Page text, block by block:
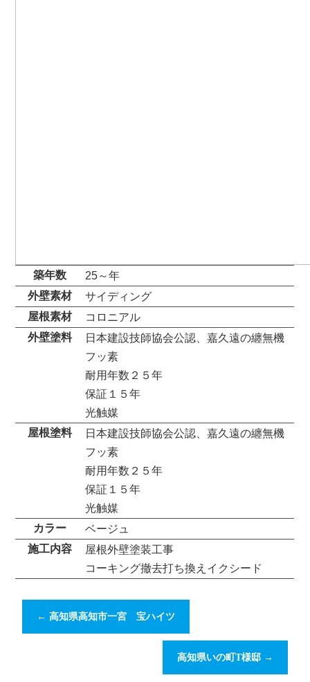
築年数
25～年
外壁素材
サイディング
屋根素材
コロニアル
外壁塗料
日本建設技師協会公認、嘉久遠の纏無機
フッ素
耐用年数２５年
保証１５年
光触媒
屋根塗料
日本建設技師協会公認、嘉久遠の纏無機
フッ素
耐用年数２５年
保証１５年
光触媒
カラー
ベージュ
施工内容
屋根外壁塗装工事
コーキング撤去打ち換えイクシード
← 高知県高知市一宮 宝ハイツ
高知県いの町T様邸 →